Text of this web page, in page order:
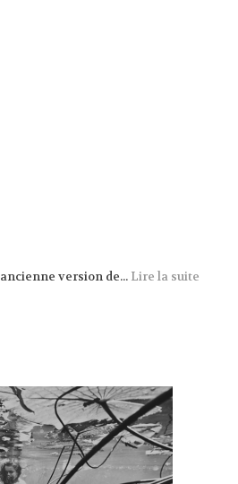
version de... Lire la suite